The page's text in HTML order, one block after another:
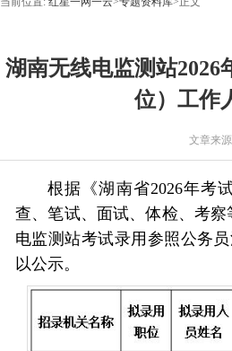
湖南无线电监测站
位）工作
文章来
根据《湖南省2026年考
查、笔试、面试、体检、考
电监测站考试录用参照公务
以公示。